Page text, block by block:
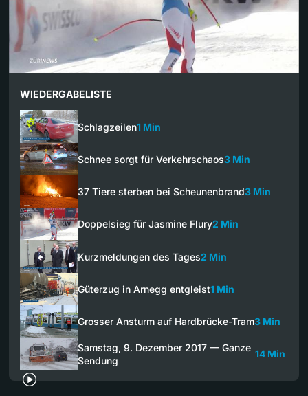
WIEDERGABELISTE
Schlagzeilen1 Min
Schnee sorgt für Verkehrschaos3 Min
37 Tiere sterben bei Scheunenbrand3 Min
Doppelsieg für Jasmine Flury2 Min
Kurzmeldungen des Tages2 Min
Güterzug in Arnegg entgleist1 Min
Grosser Ansturm auf Hardbrücke-Tram3 Min
Samstag, 9. Dezember 2017 — Ganze
Sendung
14 Min